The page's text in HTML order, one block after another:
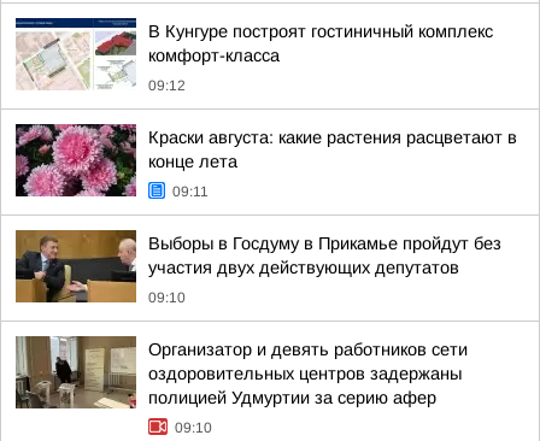
В Кунгуре построят гостиничный комплекс
комфорт-класса
09:12
Краски августа: какие растения расцветают в
конце лета
09:11
Выборы в Госдуму в Прикамье пройдут без
участия двух действующих депутатов
09:10
Организатор и девять работников сети
оздоровительных центров задержаны
полицией Удмуртии за серию афер
09:10